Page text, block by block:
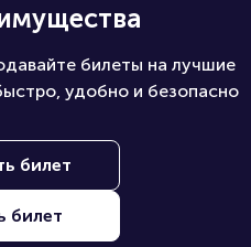
билеты на лучшие
удобно и безопасно
билет
билет